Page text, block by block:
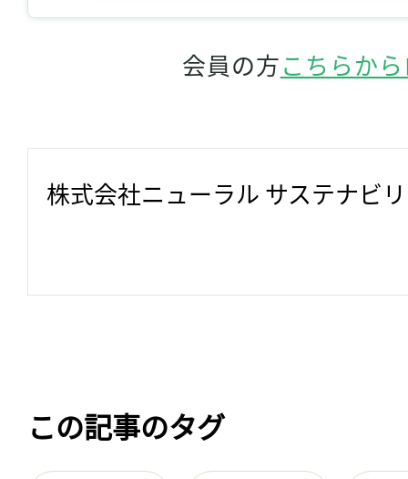
会員の方こちらか
株式会社ニューラル サステナビ
この記事のタグ